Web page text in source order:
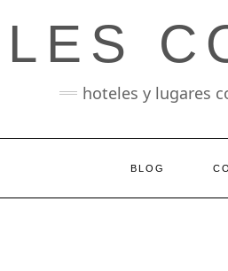
hoteles y lugares
BLOG